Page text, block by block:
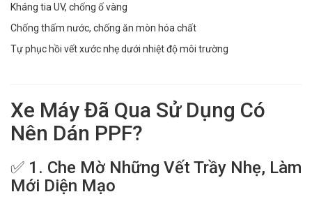
Kháng tia UV, chống ố vàng
Chống thấm nước, chống ăn mòn hóa chất
Tự phục hồi vết xước nhẹ dưới nhiệt độ môi trường
Xe Máy Đã Qua Sử Dụng Có
Nên Dán PPF?
✅ 1. Che Mờ Những Vết Trầy Nhẹ, Làm
Mới Diện Mạo